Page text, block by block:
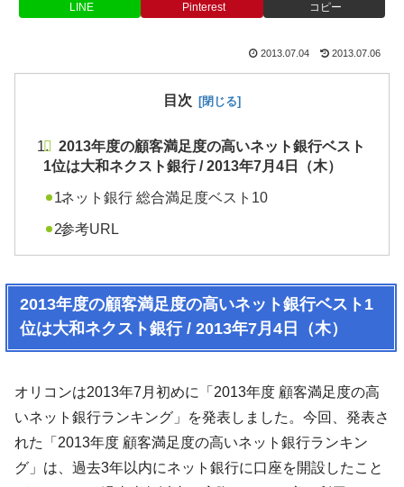
LINE Pinterest コピー
2013.07.04 2013.07.06
目次
2013年度の顧客満足度の高いネット銀行ベスト
1位は大和ネクスト銀行 / 2013年7月4日（木）
ネット銀行 総合満足度ベスト10
参考URL
2013年度の顧客満足度の高いネット銀行ベスト1
位は大和ネクスト銀行 / 2013年7月4日（木）
オリコンは2013年7月初めに「2013年度 顧客満足度の高
いネット銀行ランキング」を発表しました。今回、発表さ
れた「2013年度 顧客満足度の高いネット銀行ランキン
グ」は、過去3年以内にネット銀行に口座を開設したこと